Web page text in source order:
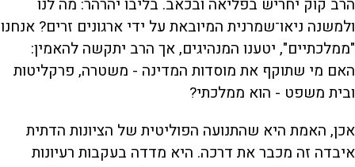
הרב קוק יחריש בפליאה ובכאב. בליבו יהרהר: מה לנו
ולמשנה ניאו־שמרנית המיובאת על ידי ארגונים זרים? אנחנו
"ממלכתיים", יטענו המנהיגים, אך הרב יתקשה להאמין:
האם מי שתוקף את מוסדות המדינה - משטרה, פרקליטות
ובית משפט - הוא ממלכתי?
אכן, האמת היא שהתנועה הפוליטית של הציונות הדתית
איבדה זה מכבר את דרכה. היא מדדה בעקבות רעיונות